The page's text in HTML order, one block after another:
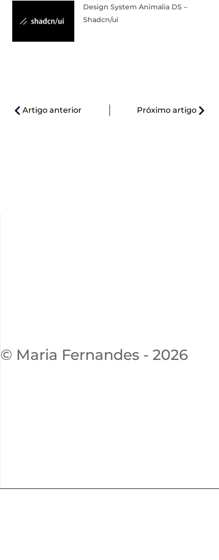
Design System Animalia DS –
Shadcn/ui
Artigo anterior Próximo artigo
© Maria Fernandes - 2026